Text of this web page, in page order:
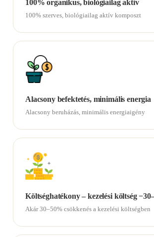
100% organikus, biológiailag aktív
100% szerves, biológiailag aktív komposzt
Alacsony befektetés, minimális energia
Alacsony beruházás, minimális energiaigény
Költséghatékony – kezelési költség
Akár 30–50% csökkenés a kezelési költségben